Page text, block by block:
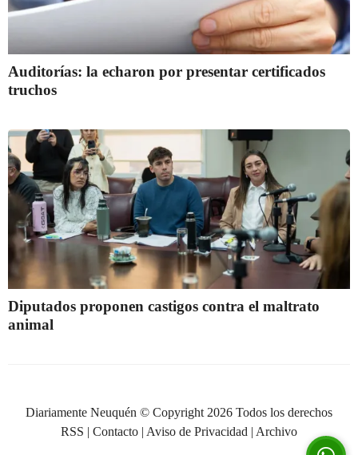
Auditorías: la echaron por presentar certificados
truchos
Diputados proponen castigos contra el maltrato
animal
Diariamente Neuquén © Copyright 2026 Todos los derechos
RSS | Contacto | Aviso de Privacidad | Archivo